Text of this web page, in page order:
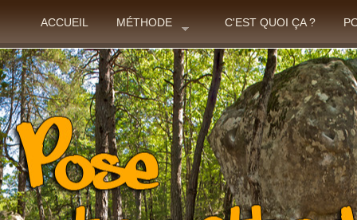
ACCUEIL MÉTHODE C'EST QUOI ÇA ?